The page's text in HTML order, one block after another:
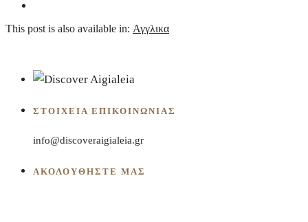
This post is also available in: Αγγλικα
ΣΤΟΙΧΕΊΑ ΕΠΙΚΟΙΝΩΝΊΑΣ
info@discoveraigialeia.gr
ΑΚΟΛΟΥΘΗΣΤΕ ΜΑΣ